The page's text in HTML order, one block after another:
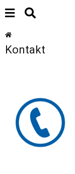
Kontakt